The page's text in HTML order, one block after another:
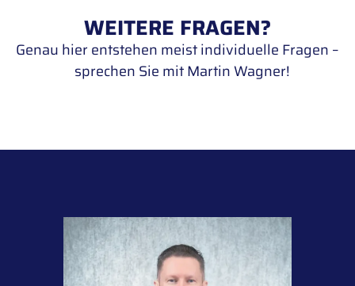
WEITERE FRAGEN?
Genau hier entstehen meist individuelle Fragen –
sprechen Sie mit Martin Wagner!